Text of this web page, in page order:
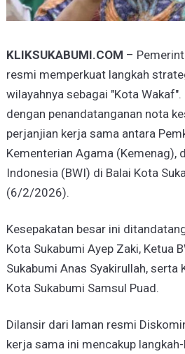
KLIKSUKABUMI.COM –
resmi memperkuat langkah
wilayahnya sebagai "Kota
dengan penandatanganan nota
perjanjian kerja sama antara
Kementerian Agama (Kemenag),
Indonesia (BWI) di Balai Kota
(6/2/2026).
​Kesepakatan besar ini
Kota Sukabumi Ayep Zaki, Ketua
Sukabumi Anas Syakirullah, serta
Kota Sukabumi Samsul Puad.
Dilansir dari laman resmi
kerja sama ini mencakup